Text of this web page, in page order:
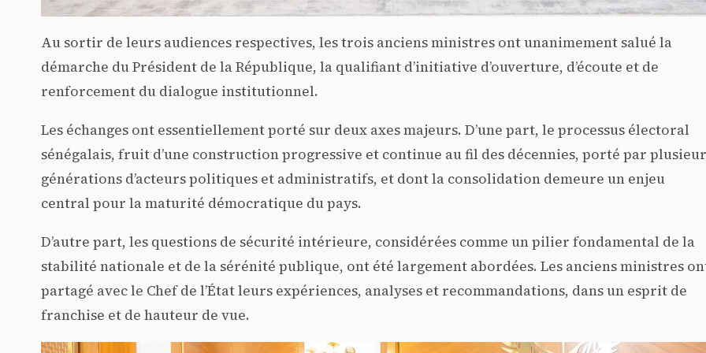
Au sortir de leurs audiences respectives, les trois anciens ministres ont unanimement salué la
démarche du Président de la République, la qualifiant d’initiative d’ouverture, d’écoute et de
renforcement du dialogue institutionnel.
Les échanges ont essentiellement porté sur deux axes majeurs. D’une part, le processus électoral
sénégalais, fruit d’une construction progressive et continue au fil des décennies, porté par
générations d’acteurs politiques et administratifs, et dont la consolidation demeure un enjeu
central pour la maturité démocratique du pays.
D’autre part, les questions de sécurité intérieure, considérées comme un pilier fondamental de la
stabilité nationale et de la sérénité publique, ont été largement abordées. Les anciens ministres
partagé avec le Chef de l’État leurs expériences, analyses et recommandations, dans un esprit de
franchise et de hauteur de vue.